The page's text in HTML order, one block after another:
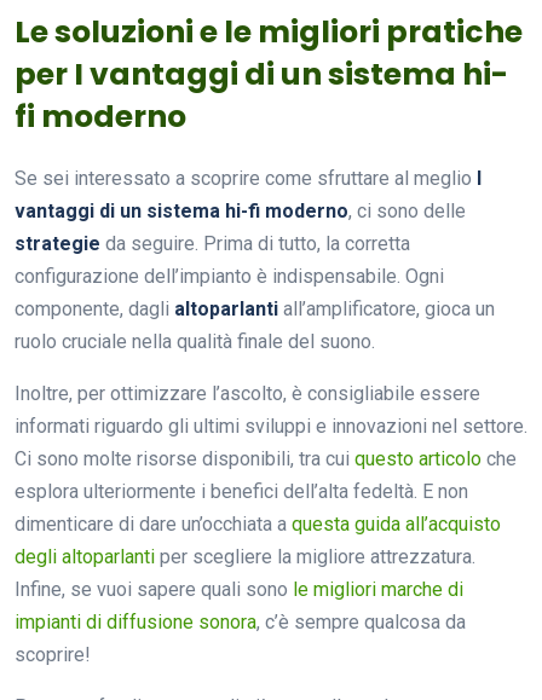
Le soluzioni e le migliori pratiche
per I vantaggi di un sistema hi-
fi moderno
Se sei interessato a scoprire come sfruttare al meglio
vantaggi di un sistema hi-fi moderno, ci sono delle
strategie da seguire. Prima di tutto, la corretta
configurazione dell’impianto è indispensabile. Ogni
componente, dagli altoparlanti all’amplificatore, gioca un
ruolo cruciale nella qualità finale del suono.
Inoltre, per ottimizzare l’ascolto, è consigliabile essere
informati riguardo gli ultimi sviluppi e innovazioni nel settore.
Ci sono molte risorse disponibili, tra cui questo articolo che
esplora ulteriormente i benefici dell’alta fedeltà. E non
dimenticare di dare un’occhiata a questa guida all’acquisto
degli altoparlanti per scegliere la migliore attrezzatura.
Infine, se vuoi sapere quali sono le migliori marche di
impianti di diffusione sonora, c’è sempre qualcosa da
scoprire!